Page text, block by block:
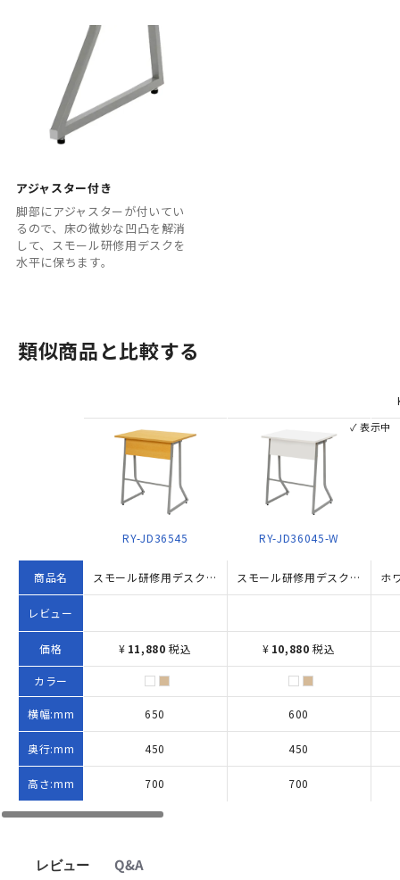
アジャスター付き
脚部にアジャスターが付いてい
るので、床の微妙な凹凸を解消
して、スモール研修用デスクを
水平に保ちます。
類似商品と比較する
商品名
レビュー
価格
カラー
横幅:mm
奥行:mm
高さ:mm
RY-JD36545
✓ 表示中
スモール研修用デスクIII ループ脚タイプ（W650×D450×H700）
¥ 11,880 税込
650
450
700
RY-JD36045-W
スモール研修用デスクIII ループ脚タイプ W600×D450×H700 ホワイト
¥ 10,880 税込
600
450
700
レビュー Q&A